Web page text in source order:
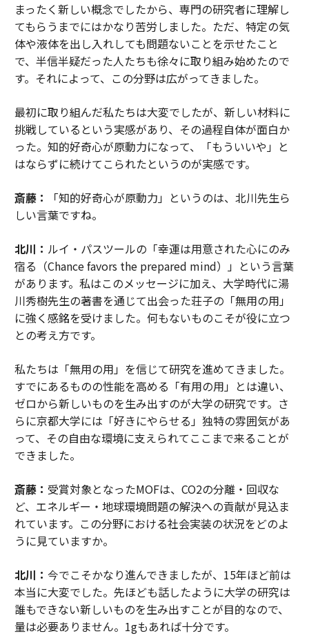
まったく新しい概念でしたから、専門の研究者に理解し
てもらうまでにはかなり苦労しました。ただ、特定の気
体や液体を出し入れしても問題ないことを示せたこと
で、半信半疑だった人たちも徐々に取り組み始めたので
す。それによって、この分野は広がってきました。
最初に取り組んだ私たちは大変でしたが、新しい材料に
挑戦しているという実感があり、その過程自体が面白か
った。知的好奇心が原動力になって、「もういいや」と
はならずに続けてこられたというのが実感です。
斎藤：
「知的好奇心が原動力」というのは、北川先生ら
しい言葉ですね。
北川： ルイ・パスツールの「幸運は用意された心にのみ
宿る（Chance favors the prepared mind）」という言葉
があります。私はこのメッセージに加え、大学時代に湯
川秀樹先生の著書を通じて出会った荘子の「無用の用」
に強く感銘を受けました。何もないものこそが役に立つ
との考え方です。
私たちは「無用の用」を信じて研究を進めてきました。
すでにあるものの性能を高める「有用の用」とは違い、
ゼロから新しいものを生み出すのが大学の研究です。さ
らに京都大学には「好きにやらせる」独特の雰囲気があ
って、その自由な環境に支えられてここまで来ることが
できました。
斎藤： 受賞対象となったMOFは、CO2の分離・回収な
ど、エネルギー・地球環境問題の解決への貢献が見込ま
れています。この分野における社会実装の状況をどのよ
うに見ていますか。
北川： 今でこそかなり進んできましたが、15年ほど前は
本当に大変でした。先ほども話したように大学の研究は
誰もできない新しいものを生み出すことが目的なので、
量は必要ありません。1gもあれば十分です。